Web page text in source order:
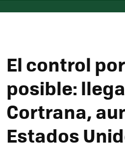
El control
posible:
Cortrana,
Estados